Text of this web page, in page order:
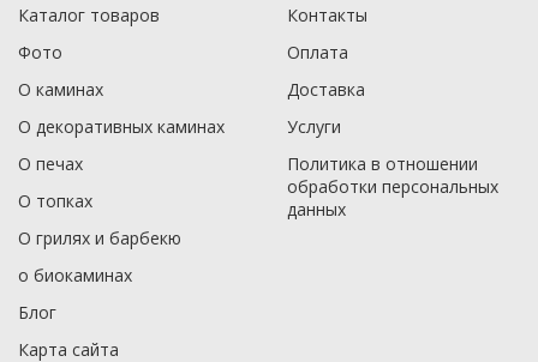
Каталог товаров
Фото
О каминах
О декоративных каминах
О печах
О топках
О грилях и барбекю
о биокаминах
Блог
Карта сайта
Контакты
Оплата
Доставка
Услуги
Политика в отношении
обработки персональных
данныx